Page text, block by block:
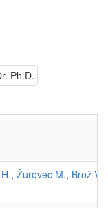
, Žurovec M., Brož V.